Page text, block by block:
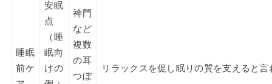
睡眠
前ケ
安眠
点
（睡
眠向
けの
神門
など
複数
の耳
つぼ
リラックスを促し眠りの質を支えると言